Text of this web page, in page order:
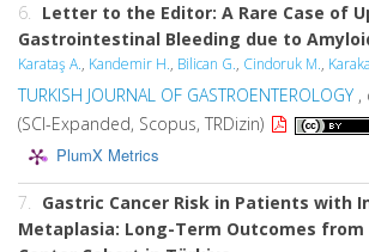
6. Letter to the Editor: A Rare Case of
Gastrointestinal Bleeding due to
Karataş A., Kandemir H., Bilican G., Cindoruk M.,
TURKISH JOURNAL OF GASTROENTEROLOGY ,
(SCI-Expanded, Scopus, TRDizin)
PlumX Metrics
7. Gastric Cancer Risk in Patients with
Metaplasia: Long-Term Outcomes from